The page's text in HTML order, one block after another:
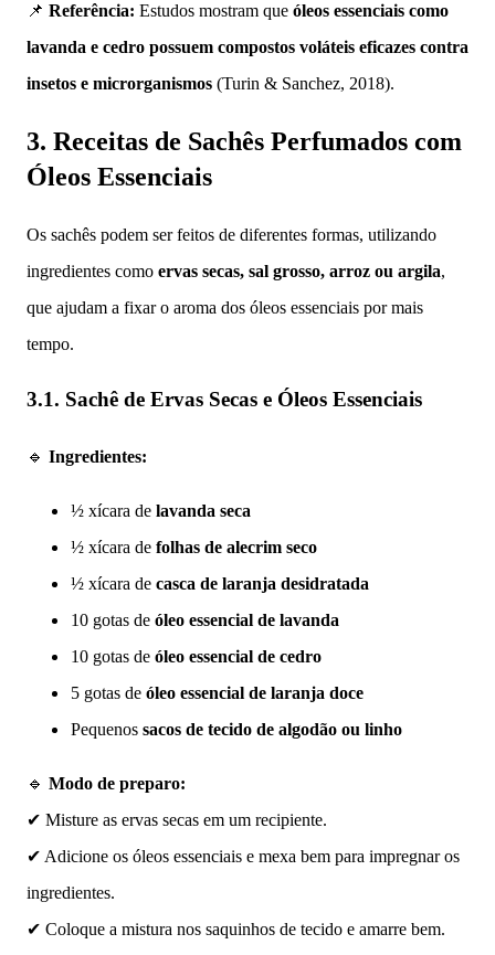
📌 Referência: Estudos mostram que óleos essenciais como
lavanda e cedro possuem compostos voláteis eficazes contra
insetos e microrganismos (Turin & Sanchez, 2018).
3. Receitas de Sachês Perfumados com
Óleos Essenciais
Os sachês podem ser feitos de diferentes formas, utilizando
ingredientes como ervas secas, sal grosso, arroz ou argila,
que ajudam a fixar o aroma dos óleos essenciais por mais
tempo.
3.1. Sachê de Ervas Secas e Óleos Essenciais
🔹 Ingredientes:
½ xícara de lavanda seca
½ xícara de folhas de alecrim seco
½ xícara de casca de laranja desidratada
10 gotas de óleo essencial de lavanda
10 gotas de óleo essencial de cedro
5 gotas de óleo essencial de laranja doce
Pequenos sacos de tecido de algodão ou linho
🔹 Modo de preparo:
✔ Misture as ervas secas em um recipiente.
✔ Adicione os óleos essenciais e mexa bem para impregnar os
ingredientes.
✔ Coloque a mistura nos saquinhos de tecido e amarre bem.